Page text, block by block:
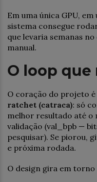
Em uma única GPU,
sistema consegue
que levaria semanas
manual.
O loop que
O coração do projeto
ratchet (catraca): só
melhor resultado até
validação (val_bpb —
pesquisar). Se piorou,
e próxima rodada.
O design gira em